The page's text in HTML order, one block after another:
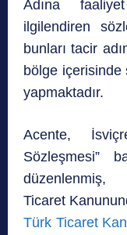
Adına
ilgilendiren
bunları tacir
bölge içerisinde
yapmaktadır.
Acente,
Sözleşmesi”
düzenlenmiş,
Ticaret
Türk Ticaret